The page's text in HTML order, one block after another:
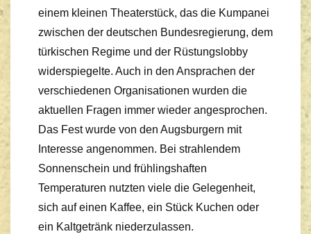
einem kleinen Theaterstück, das die Kumpanei
zwischen der deutschen Bundesregierung, dem
türkischen Regime und der Rüstungslobby
widerspiegelte. Auch in den Ansprachen der
verschiedenen Organisationen wurden die
aktuellen Fragen immer wieder angesprochen.
Das Fest wurde von den Augsburgern mit
Interesse angenommen. Bei strahlendem
Sonnenschein und frühlingshaften
Temperaturen nutzten viele die Gelegenheit,
sich auf einen Kaffee, ein Stück Kuchen oder
ein Kaltgetränk niederzulassen.